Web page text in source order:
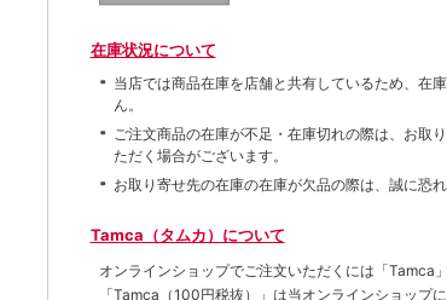
在庫状況について
当店では商品在庫を店舗と共有しているため、在
ん。
ご注文商品の在庫が不足・在庫切れの際は、お取
ただく場合がございます。
お取り寄せ先の在庫の在庫が欠品の際は、誠に恐
Tamca（タムカ）について
オンラインショップでご注⽂いただくには「Tamca
「Tamca （100円税抜）
」は当オンラインショップ